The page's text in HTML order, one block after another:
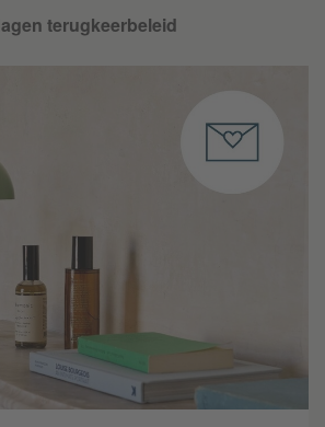
terugkeerbeleid